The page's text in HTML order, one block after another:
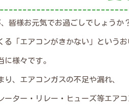
皆様お元気でお過ごしでしょうか
る「エアコンがきかない」というお
に様々です。
、エアコンガスの不足や漏れ、
ーター・リレー・ヒューズ等エアコ